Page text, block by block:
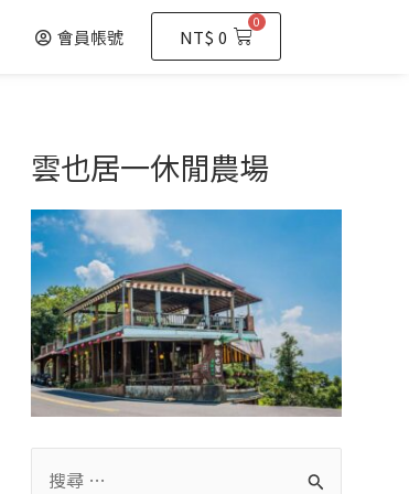
會員帳號 NT$ 0
0
購
籃
雲也居一休閒農場